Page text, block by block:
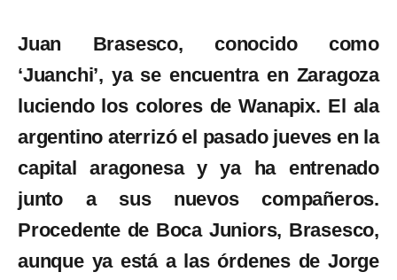
Juan Brasesco, conocido como
‘Juanchi’, ya se encuentra en Zaragoza
luciendo los colores de Wanapix. El ala
argentino aterrizó el pasado jueves en la
capital aragonesa y ya ha entrenado
junto a sus nuevos compañeros.
Procedente de Boca Juniors, Brasesco,
aunque ya está a las órdenes de Jorge